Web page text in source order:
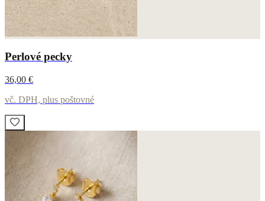
Perlové pecky
36,00 €
vč. DPH, plus poštovné